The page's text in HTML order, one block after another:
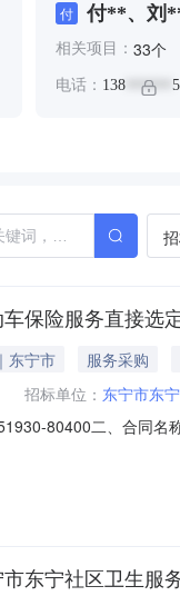
付 付**、刘
相关项目： 33个
电话： 138******
保险服务直接选
东宁市
服务采购
招标单位： 东宁市东
80400二、合同
牡丹江中心支公司地
东宁社区卫生